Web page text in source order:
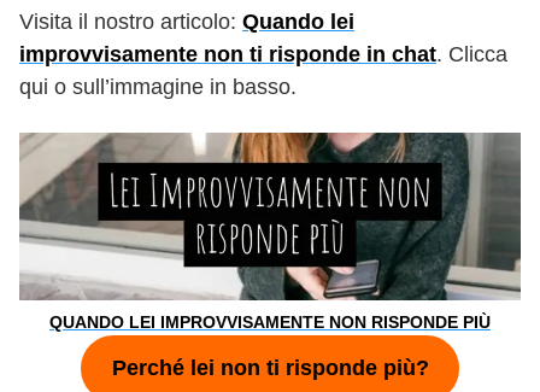
Visita il nostro articolo: Quando lei
improvvisamente non ti risponde in chat. Clicca
qui o sull’immagine in basso.
QUANDO LEI IMPROVVISAMENTE NON RISPONDE PIÙ
Perché lei non ti risponde più?